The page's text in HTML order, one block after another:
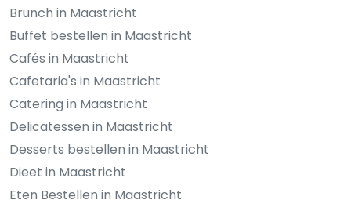
Brunch in Maastricht
Buffet bestellen in Maastricht
Cafés in Maastricht
Cafetaria's in Maastricht
Catering in Maastricht
Delicatessen in Maastricht
Desserts bestellen in Maastricht
Dieet in Maastricht
Eten Bestellen in Maastricht